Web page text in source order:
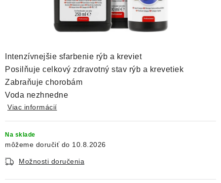
VÝPREDAJ
O nás Doprava a platba
Moja objednávka
Intenzívnejšie sfarbenie rýb a kreviet
Posilňuje celkový zdravotný stav rýb a krevetiek
Zabraňuje chorobám
Voda nezhnedne
Viac informácií
Na sklade
10.8.2026
Možnosti doručenia